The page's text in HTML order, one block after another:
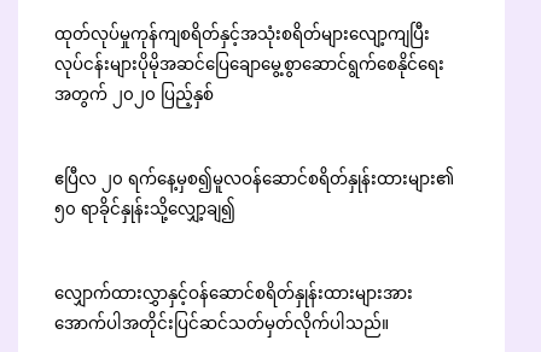
ထုတ်လုပ်မှုကုန်ကျစရိတ်နှင့်အသုံးစရိတ်များလျော့ကျပြီး
လုပ်ငန်းများပိုမိုအဆင်ပြေချောမွေ့စွာဆောင်ရွက်စေနိုင်ရေး
အတွက် ၂၀၂၀ ပြည့်နှစ်
ဧပြီလ ၂၀ ရက်နေ့မှစ၍မူလဝန်ဆောင်စရိတ်နှုန်းထားများ၏
၅၀ ရာခိုင်နှုန်းသို့လျှော့ချ၍
လျှောက်ထားလွှာနှင့်ဝန်ဆောင်စရိတ်နှုန်းထားများအား
အောက်ပါအတိုင်းပြင်ဆင်သတ်မှတ်လိုက်ပါသည်။